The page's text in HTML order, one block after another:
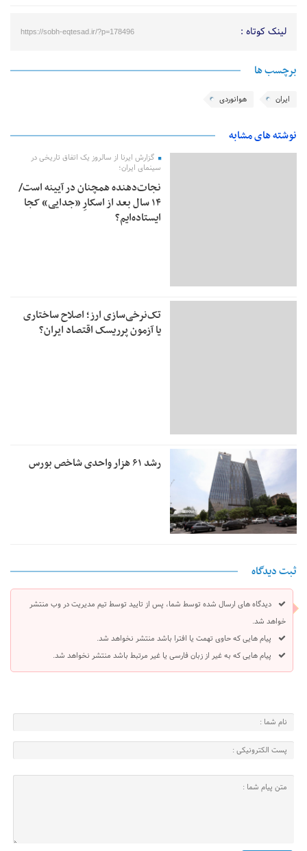
لینک کوتاه : https://sobh-eqtesad.ir/?p=178496
برچسب ها
ایران هوانوردی
نوشته های مشابه
گزارش ایرنا از سالروز یک اتفاق تاریخی در
سینمای ایران؛
نجات‌دهنده‌ همچنان در آیینه است/
۱۴ سال بعد از اسکارِ «جدایی» کجا
ایستاده‌ایم؟
تک‌نرخی‌سازی ارز؛ اصلاح ساختاری
یا آزمون پرریسک اقتصاد ایران؟
رشد ۶۱ هزار واحدی شاخص بورس
ثبت دیدگاه
دیدگاه های ارسال شده توسط شما، پس از تایید توسط تیم مدیریت در وب منتشر
خواهد شد.
پیام هایی که حاوی تهمت یا افترا باشد منتشر نخواهد شد.
پیام هایی که به غیر از زبان فارسی یا غیر مرتبط باشد منتشر نخواهد شد.